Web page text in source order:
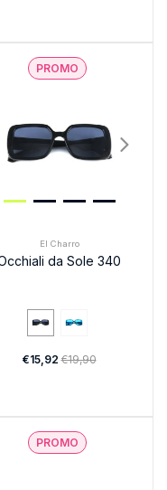
PROMO
El Charro
da Sole 340
€15,92€19,90
PROMO